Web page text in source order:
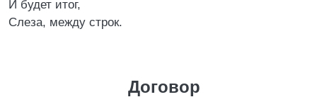
И будет итог,
Слеза, между строк.
Договор